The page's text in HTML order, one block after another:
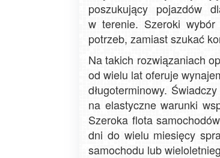
poszukujący pojazdów
w terenie. Szeroki wybór
potrzeb, zamiast szukać
Na takich rozwiązaniach
od wielu lat oferuje
długoterminowy.
na elastyczne warunki
Szeroka flota
dni do wielu miesięcy
samochodu lub